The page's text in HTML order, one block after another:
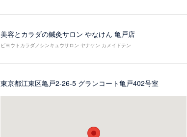
美容とカラダの鍼灸サロン やなけん 亀戸店
ビヨウトカラダノシンキュウサロン ヤナケン カメイドテン
東京都江東区亀戸2-26-5 グランコート亀戸402号室